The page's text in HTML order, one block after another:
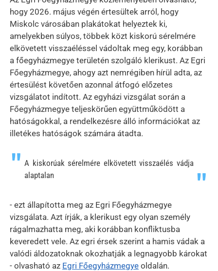
hogy 2026. május végén értesültek arról, hogy
Miskolc városában plakátokat helyeztek ki,
amelyekben súlyos, többek közt kiskorú sérelmére
elkövetett visszaéléssel vádoltak meg egy, korábban
a főegyházmegye területén szolgáló klerikust. Az Egri
Főegyházmegye, ahogy azt nemrégiben hírül adta, az
értesülést követően azonnal átfogó előzetes
vizsgálatot indított. Az egyházi vizsgálat során a
Főegyházmegye teljeskörűen együttműködött a
hatóságokkal, a rendelkezésre álló információkat az
illetékes hatóságok számára átadta.
A kiskorúak sérelmére elkövetett visszaélés vádja
alaptalan
- ezt állapította meg az Egri Főegyházmegye
vizsgálata. Azt írják, a klerikust egy olyan személy
rágalmazhatta meg, aki korábban konfliktusba
keveredett vele. Az egri érsek szerint a hamis vádak a
valódi áldozatoknak okozhatják a legnagyobb károkat
- olvasható az Egri Főegyházmegye oldalán.